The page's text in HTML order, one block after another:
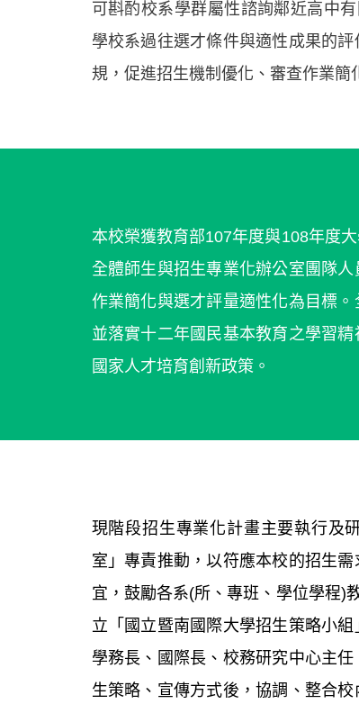
可斟酌校系學群屬性諮詢鄰近高中
學校系過往選才條件與適性成果的
規，促進招生機制優化、審查作業簡
本校榮獲教育部107年度與108年度
全體師生與招生專業化辦公室團隊
作業簡化與選才評量適性化為目標
並落實十二年國民基本教育之學習
國家人才培育創新政策。
現階段招生專業化計畫主要執行及
室」專責推動，以符應本校的招生
宜，鼓勵各系(所、專班、學位學程)
立「國立暨南國際大學招生策略小
學務長、國際長、校務研究中心主
生策略、宣傳方式後，協調、整合